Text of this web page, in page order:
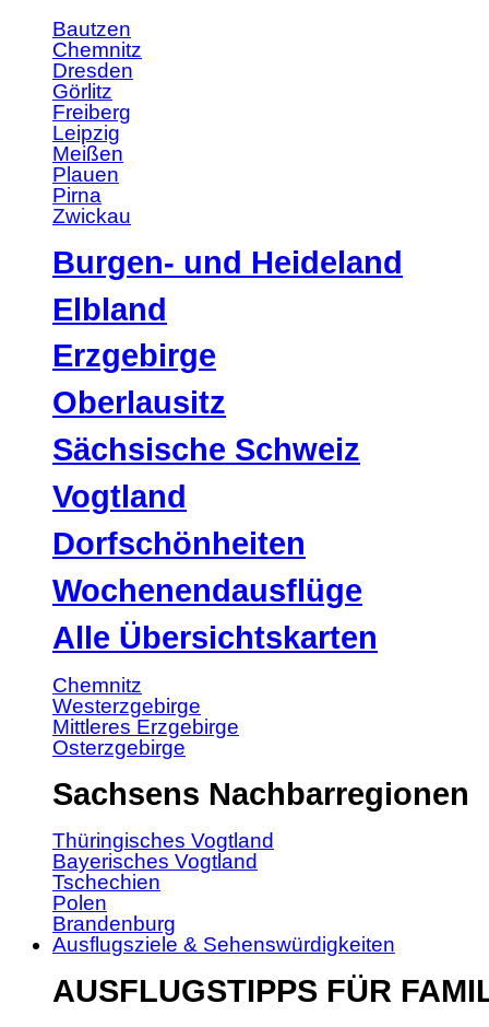
Bautzen
Chemnitz
Dresden
Görlitz
Freiberg
Leipzig
Meißen
Plauen
Pirna
Zwickau
Burgen- und Heideland
Elbland
Erzgebirge
Oberlausitz
Sächsische Schweiz
Vogtland
Dorfschönheiten
Wochenendausflüge
Alle Übersichtskarten
Chemnitz
Westerzgebirge
Mittleres Erzgebirge
Osterzgebirge
Sachsens Nachbarregionen
Thüringisches Vogtland
Bayerisches Vogtland
Tschechien
Polen
Brandenburg
Ausflugsziele & Sehenswürdigkeiten
AUSFLUGSTIPPS FÜR